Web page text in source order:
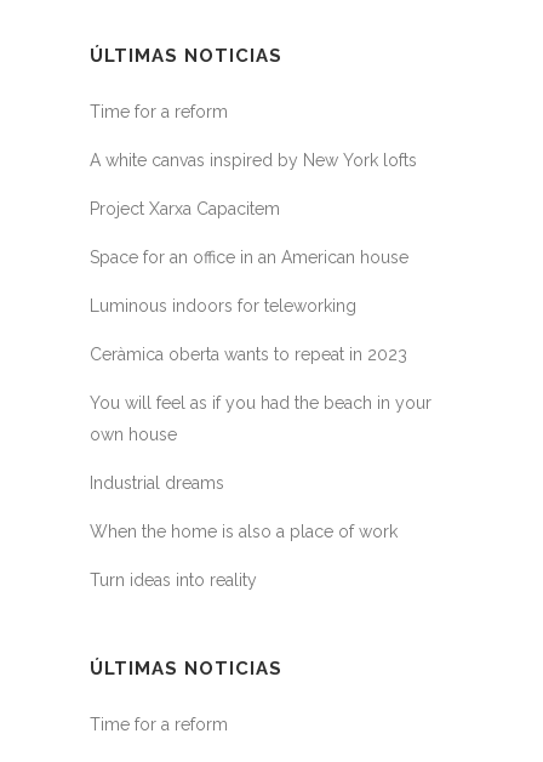
ÚLTIMAS NOTICIAS
Time for a reform
A white canvas inspired by New York lofts
Project Xarxa Capacitem
Space for an office in an American house
Luminous indoors for teleworking
Ceràmica oberta wants to repeat in 2023
You will feel as if you had the beach in your
own house
Industrial dreams
When the home is also a place of work
Turn ideas into reality
ÚLTIMAS NOTICIAS
Time for a reform